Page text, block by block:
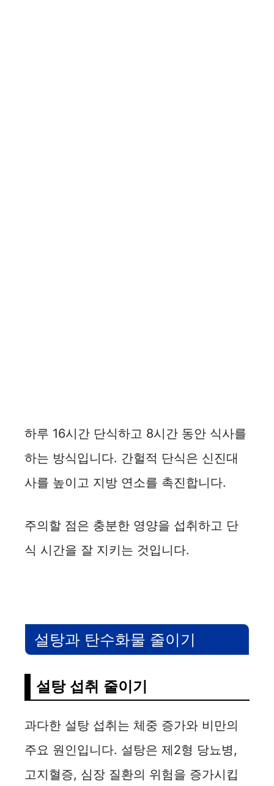
하루 16시간 단식하고 8시간 동안 식사를
하는 방식입니다. 간헐적 단식은 신진대
사를 높이고 지방 연소를 촉진합니다.
주의할 점은 충분한 영양을 섭취하고 단
식 시간을 잘 지키는 것입니다.
설탕과 탄수화물 줄이기
설탕 섭취 줄이기
과다한 설탕 섭취는 체중 증가와 비만의
주요 원인입니다. 설탕은 제2형 당뇨병,
고지혈증, 심장 질환의 위험을 증가시킵